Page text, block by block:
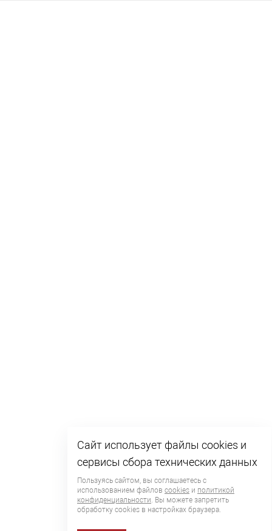
Сайт использует файлы cookies и
сервисы сбора технических данных
Пользуясь сайтом, вы соглашаетесь с
использованием файлов cookies и политикой
конфиденциальности. Вы можете запретить
обработку сookies в настройках браузера.